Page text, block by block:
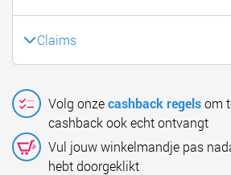
Claims
Volg onzecashback regelsom
cashback ook echt ontvangt
Vul jouw winkelmandje pas
hebt doorgeklikt